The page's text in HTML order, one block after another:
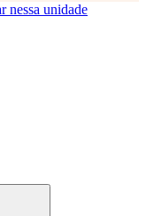
nessa unidade